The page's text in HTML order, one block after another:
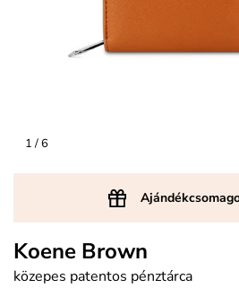
1/ 6
Koene Brown
közepes patentos pénztárca